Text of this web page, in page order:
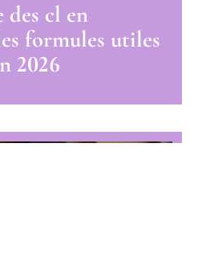
cl en
formules utiles
2026